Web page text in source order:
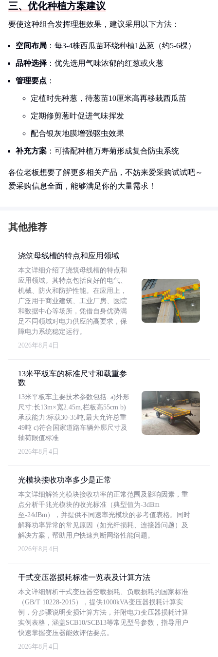
三、优化种植方案建议
要使这种组合发挥理想效果，建议采用以下方法：
空间布局 ：每3-4株西瓜苗环绕种植1丛葱（约5-6棵）
品种选择 ：优先选用气味浓郁的红葱或火葱
管理要点 ：
定植时先种葱，待葱苗10厘米高再移栽西瓜苗
定期修剪葱叶促进气味挥发
配合银灰地膜增强驱虫效果
补充方案 ：可搭配种植万寿菊形成复合防虫系统
各位老板想要了解更多相关产品，不妨来爱采购试试吧～
爱采购信息全面，能够满足你的大量需求！
其他推荐
浇筑母线槽的特点和应用领域
本文详细介绍了浇筑母线槽的特点和
应用领域。其特点包括良好的电气、
机械、防火和防护性能。在应用上，
广泛用于商业建筑、工业厂房、医院
和数据中心等场所，凭借自身优势满
足不同领域对电力供应的高要求，保
障电力系统稳定运行。
2026年8月4日
13米平板车的标准尺寸和载重参
数
13米平板车主要技术参数包括: a)外形
尺寸:长13m×宽2.45m,栏板高55cm b)
承载能力:标载30-35吨,最大允许总重
49吨 c)符合国家道路车辆外廓尺寸及
轴荷限值标准
2026年8月4日
光模块接收功率多少是正常
本文详细解答光模块接收功率的正常范围及影响因素，重
点分析千兆光模块的收光标准（典型值为-3dBm
至-24dBm），并提供不同速率光模块的参考值表格。同时
解释功率异常的常见原因（如光纤损耗、连接器问题）及
解决方案，帮助用户快速判断网络性能问题。
2026年8月4日
干式变压器损耗标准一览表及计算方法
本文详细解析干式变压器空载损耗、负载损耗的国家标准
（GB/T 10228-2015），提供1000kVA变压器损耗计算实
例，分步骤说明变损计算方法，并附电力变压器损耗计算
实例表格，涵盖SCB10/SCB13等常见型号参数，指导用户
快速掌握变压器能效评估要点。
2026年8月4日